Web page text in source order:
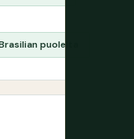
puolelta